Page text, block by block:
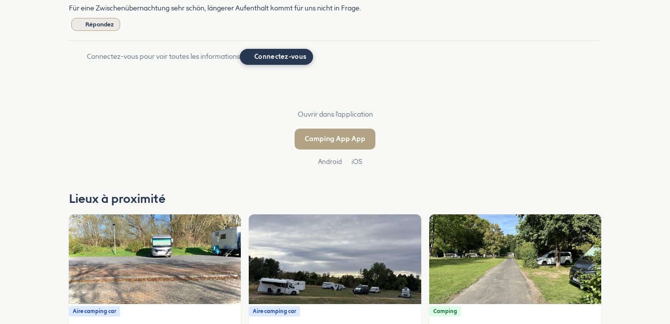
Für eine Zwischenübernachtung sehr schön, längerer Aufenthalt kommt für uns nicht in Frage.
Répondez
Connectez-vous pour voir toutes les informations Connectez-vous
Ouvrir dans l'application
Camping App App
Android iOS
Lieux à proximité
Aire camping car Aire camping car Camping